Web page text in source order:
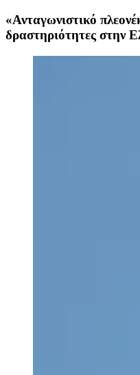
«Ανταγωνιστικό
δραστηριότητες στην